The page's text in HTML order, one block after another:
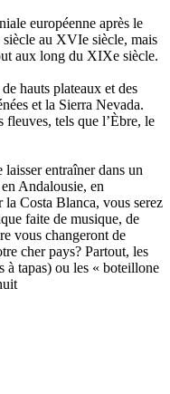
européenne après le
au XVIe siècle, mais
aux long du XIXe siècle.
hauts plateaux et des
et la Sierra Nevada.
fleuves, tels que l’Èbre, le
laisser entraîner dans un
Andalousie, en
Costa Blanca, vous serez
faite de musique, de
vous changeront de
cher pays? Partout, les
à tapas) ou les « boteillone